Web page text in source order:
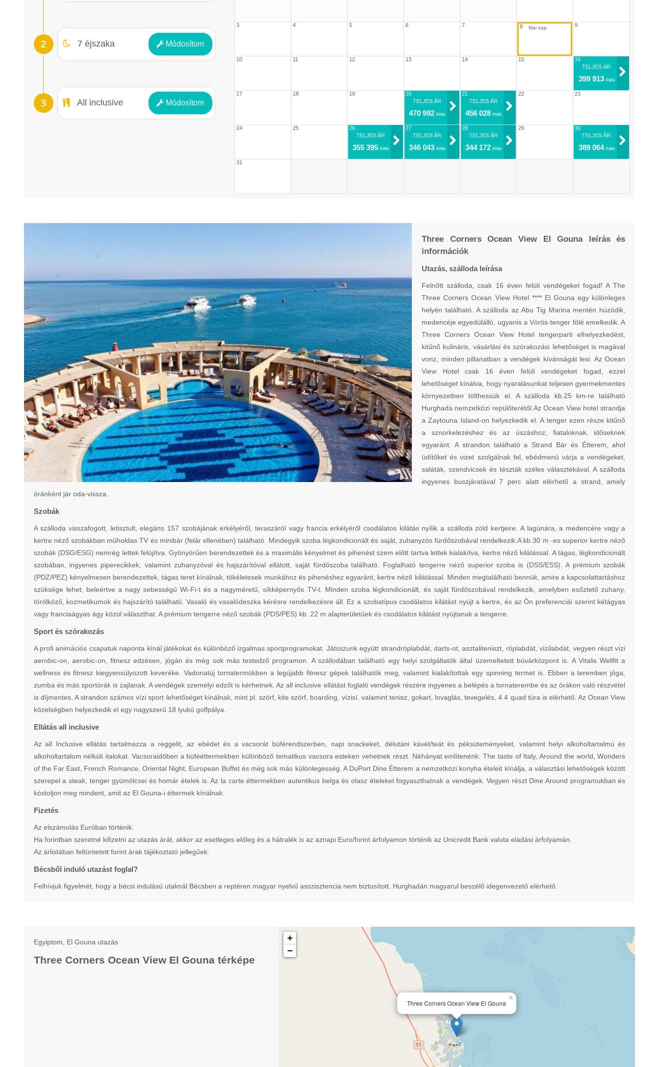
7 éjszaka Módosítom
Éjszakák
All inclusive Módosítom
Ellátás
3 4 5 6 7 8 9
10 11 12 13 14 15
16
TELJES ÁR
399 913 Ft/fő
17 18 19
20
TELJES ÁR
470 992Ft/fő
21
TELJES ÁR
456 028Ft/fő
22 23
24 25
26
TELJES ÁR
355 395Ft/fő
27
TELJES ÁR
346 043Ft/fő
28
TELJES ÁR
344 172Ft/fő
29
30
TELJES ÁR
389 064 Ft/fő
31
Three Corners Ocean View El Gouna leírás és
információk
Utazás, szálloda leírása
Felnőtt szálloda, csak 16 éven felüli vendégeket fogad! A The
Three Corners Ocean View Hotel **** El Gouna egy különleges
helyén található. A szálloda az Abu Tig Marina mentén húzódik,
medencéje egyedülálló, ugyanis a Vörös-tenger fölé emelkedik. A
Three Corners Ocean View Hotel tengerparti elhelyezkedést,
kitűnő kulináris, vásárlási és szórakozási lehetőséget is magával
vonz, minden pillanatban a vendégek kívánságát lesi. Az Ocean
View Hotel csak 16 éven felüli vendégeket fogad, ezzel
lehetőséget kínálva, hogy nyaralásunkat teljesen gyermekmentes
környezetben tölthessük el. A szálloda kb.25 km-re található
Hurghada nemzetközi repülőterétől.Az Ocean View hotel strandja
a Zaytouna Island-on helyezkedik el. A tenger ezen része kitűnő
a sznorkelezéshez és az úszáshoz, fiataloknak, időseknek
egyaránt. A strandon található a Strand Bár és Étterem, ahol
üdítőket és vizet szolgálnak fel, ebédmenü várja a vendégeket,
saláták, szendvicsek és tészták széles választékával. A szálloda
ingyenes buszjáratával 7 perc alatt elérhető a strand, amely
óránként jár oda-vissza.
Szobák
A szálloda visszafogott, letisztult, elegáns 157 szobájának erkélyéről, teraszáról vagy francia erkélyéről csodálatos kilátás nyílik a szálloda zöld kertjeire. A lagúnára, a medencére vagy a
kertre néző szobákban műholdas TV és minibár (felár ellenében) található. Mindegyik szoba légkondicionált és saját, zuhanyzós fürdőszobával rendelkezik.A kb.30 m -es superior kertre néző
szobák (DSG/ESG) nemrég lettek felújítva. Gyönyörűen berendezettek és a maximális kényelmet és pihenést szem előtt tartva lettek kialakítva, kertre néző kilátással. A tágas, légkondicionált
szobában, ingyenes piperecikkek, valamint zuhanyzóval és hajszárítóval ellátott, saját fürdőszoba található. Foglalható tengerre néző superior szoba is (DSS/ESS). A prémium szobák
(PDZ/PEZ) kényelmesen berendezettek, tágas teret kínálnak, tökéletesek munkához és pihenéshez egyaránt, kertre néző kilátással. Minden megtalálható bennük, amire a kapcsolattartáshoz
szüksége lehet, beleértve a nagy sebességű Wi-Fi-t és a nagyméretű, síkképernyős TV-t. Minden szoba légkondicionált, és saját fürdőszobával rendelkezik, amelyben esőztető zuhany,
törölköző, kozmetikumok és hajszárító található. Vasaló és vasalódeszka kérésre rendelkezésre áll. Ez a szobatípus csodálatos kilátást nyújt a kertre, és az Ön preferenciái szerint kétágyas
vagy franciaágyas ágy közül választhat. A prémium tengerre néző szobák (PDS/PES) kb. 22 m alapterületűek és csodálatos kilátást nyújtanak a tengerre.
Sport és szórakozás
A profi animációs csapatuk naponta kínál játékokat és különböző izgalmas sportprogramokat. Játsszunk együtt strandröplabdát, darts-ot, asztaliteniszt, röplabdát, vízilabdát, vegyen részt vízi
aerobic-on, aerobic-on, fitnesz edzésen, jógán és még sok más testedző programon. A szállodában található egy helyi szolgáltatók által üzemeltetett búvárközpont is. A Vitalis Wellfit a
wellness és fitnesz kiegyensúlyozott keveréke. Vadonatúj tornatermükben a legújabb fitnesz gépek találhatók meg, valamint kialakítottak egy spinning termet is. Ebben a teremben jóga,
zumba és más sportórák is zajlanak. A vendégek személyi edzőt is kérhetnek. Az all inclusive ellátást foglaló vendégek részére ingyenes a belépés a tornaterembe és az órákon való részvétel
is díjmentes. A strandon számos vízi sport lehetőséget kínálnak, mint pl. szörf, kite szörf, boarding, vízisí, valamint tenisz, gokart, lovaglás, tevegelés, 4 4 quad túra is elérhető. Az Ocean View
közelségben helyezkedik el egy nagyszerű 18 lyukú golfpálya.
Ellátás all inclusive
Az all Inclusive ellátás tartalmazza a reggelit, az ebédet és a vacsorát büférendszerben, napi snackeket, délutáni kávét/teát és péksüteményeket, valamint helyi alkoholtartalmú és
alkoholtartalom nélküli italokat. Vacsoraidőben a büfééttermekben különböző tematikus vacsora esteken vehetnek részt. Néhányat említenénk: The taste of Italy, Around the world, Wonders
of the Far East, French Romance, Oriental Night, European Buffet és még sok más különlegesség. A DuPort Dine Étterem a nemzetközi konyha ételeit kínálja, a választási lehetőségek között
szerepel a steak, tenger gyümölcsei és homár ételek is. Az la carte éttermekben autentikus belga és olasz ételeket fogyaszthatnak a vendégek. Vegyen részt Dine Around programukban és
kóstoljon meg mindent, amit az El Gouna-i éttermek kínálnak.
Fizetés
Az elszámolás Euróban történik.
Ha forintban szeretné kifizetni az utazás árát, akkor az esetleges előleg és a hátralék is az aznapi Euro/forint árfolyamon történik az Unicredit Bank valuta eladási árfolyamán.
Az árlistában feltüntetett forint árak tájékoztató jellegűek.
Bécsből induló utazást foglal?
Felhívjuk figyelmét, hogy a bécsi indulású utaknál Bécsben a reptéren magyar nyelvű asszisztencia nem biztosított. Hurghadán magyarul beszélő idegenvezető elérhető.
Egyiptom, El Gouna utazás
Three Corners Ocean View El Gouna térképe
Three Corners Ocean View El Gouna
×
+
−